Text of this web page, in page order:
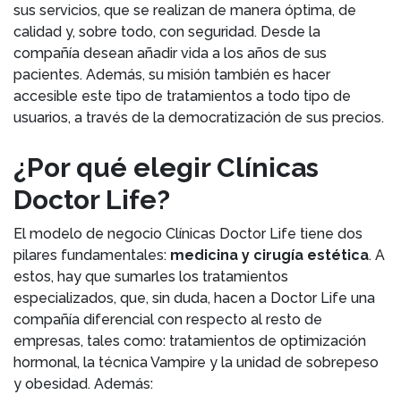
sus servicios, que se realizan de manera óptima, de
calidad y, sobre todo, con seguridad. Desde la
compañía desean añadir vida a los años de sus
pacientes. Además, su misión también es hacer
accesible este tipo de tratamientos a todo tipo de
usuarios, a través de la democratización de sus precios.
¿Por qué elegir Clínicas
Doctor Life?
El modelo de negocio Clínicas Doctor Life tiene dos
pilares fundamentales: medicina y cirugía estética. A
estos, hay que sumarles los tratamientos
especializados, que, sin duda, hacen a Doctor Life una
compañía diferencial con respecto al resto de
empresas, tales como: tratamientos de optimización
hormonal, la técnica Vampire y la unidad de sobrepeso
y obesidad. Además: